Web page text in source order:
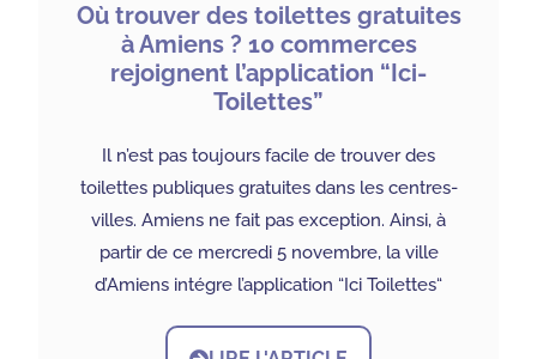
Où trouver des toilettes gratuites
à Amiens ? 10 commerces
rejoignent l’application “Ici-
Toilettes”
Il n’est pas toujours facile de trouver des
toilettes publiques gratuites dans les centres-
villes. Amiens ne fait pas exception. Ainsi, à
partir de ce mercredi 5 novembre, la ville
d’Amiens intégre l’application “Ici Toilettes“